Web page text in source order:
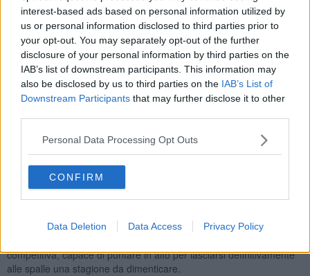
interest-based ads based on personal information utilized by
us or personal information disclosed to third parties prior to
your opt-out. You may separately opt-out of the further
disclosure of your personal information by third parties on the
IAB’s list of downstream participants. This information may
also be disclosed by us to third parties on the IAB’s List of
Downstream Participants that may further disclose it to other
Personal Data Processing Opt Outs
CONFIRM
Data Deletion Data Access Privacy Policy
Tra le future avversarie sono già numerosi i movimenti di mercato.
Tra quelle maggiormente attive la Lucchese, tornata in Serie D
dopo la promozione dall'Eccellenza e decisa a recitare un ruolo da
protagonista. I rossoneri hanno già ufficializzato gli arrivi diDorin
SirbueGabriele Kernezo, ma il colpo che spicca maggiormente è
con 25 reti, miglior marcatore dell'intera Serie D. Società al lavoro
anche per portareFederico Dionisie Tommaso Carcani.
Molto attivo anche il San Donato Tavarnelle, altra formazione
intenzionata ad alzare l'asticella. Dopo aver riportato in gialloblù
Vieri Regoli, il club ha ufficializzato anche l'ingaggio di
Riccobono.
alto livello. Il Pontedera, che finora ha ufficializzato soltanto il ds
competitiva, capace di puntare in alto per lasciarsi definitivamente
alle spalle una stagione da dimenticare.